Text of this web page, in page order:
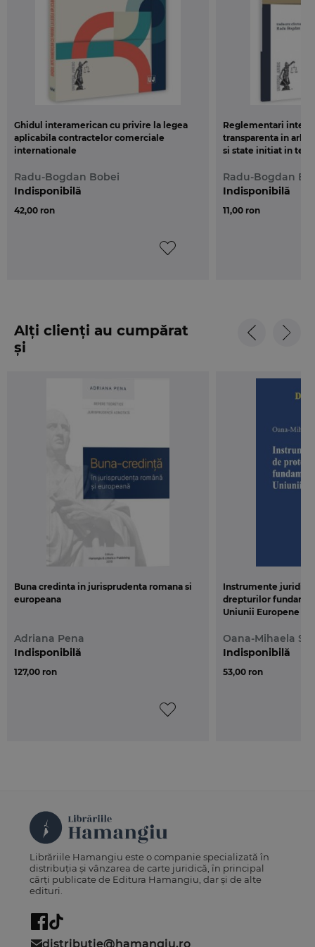
cursul de fata, curiozitatii sale.
Radu Bogdan Bobei, conferentiar
Facultatea de Drept, Universitatea din Bucuresti
Ghidul interamerican cu privire la legea
aplicabila contractelor comerciale
internationale
Radu-Bogdan Bobei
42,00 ron
Indisponibilă
Reglementari
transparenta in
si state initiat in
Radu-Bogdan
11,00 ron
Indisponibilă
Alți clienți au cumpărat
și
Buna credinta in jurisprudenta romana si
europeana
Adriana Pena
127,00 ron
Indisponibilă
Instrumente
drepturilor
Uniunii Europene
Oana-Mihaela
53,00 ron
Indisponibilă
Librăriile Hamangiu este o companie specializată în
distribuția și vânzarea de carte juridică, în principal
cărți publicate de Editura Hamangiu, dar și de alte
edituri.
distributie@hamangiu.ro